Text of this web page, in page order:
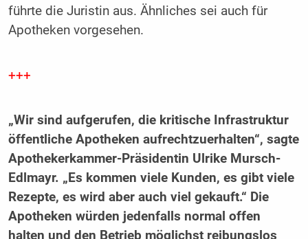
führte die Juristin aus. Ähnliches sei auch für
Apotheken vorgesehen.
+++
„Wir sind aufgerufen, die kritische Infrastruktur
öffentliche Apotheken aufrechtzuerhalten“, sagte
Apothekerkammer-Präsidentin Ulrike Mursch-
Edlmayr. „Es kommen viele Kunden, es gibt viele
Rezepte, es wird aber auch viel gekauft.“ Die
Apotheken würden jedenfalls normal offen
halten und den Betrieb möglichst reibungslos